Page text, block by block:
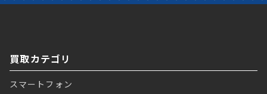
買取カテゴリ
スマートフォン